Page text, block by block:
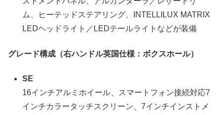
ム、ヒーテッドステアリング、INTELLILUX MATRIX
LEDヘッドライト／LEDテールライトなどが装備
グレード構成（右ハンドル英国仕様：ボクスホール）
SE
16インチアルミホイール、スマートフォン接続対応7
インチカラータッチスクリーン、7インチインストメ